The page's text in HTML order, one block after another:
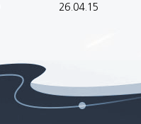
26.04.15